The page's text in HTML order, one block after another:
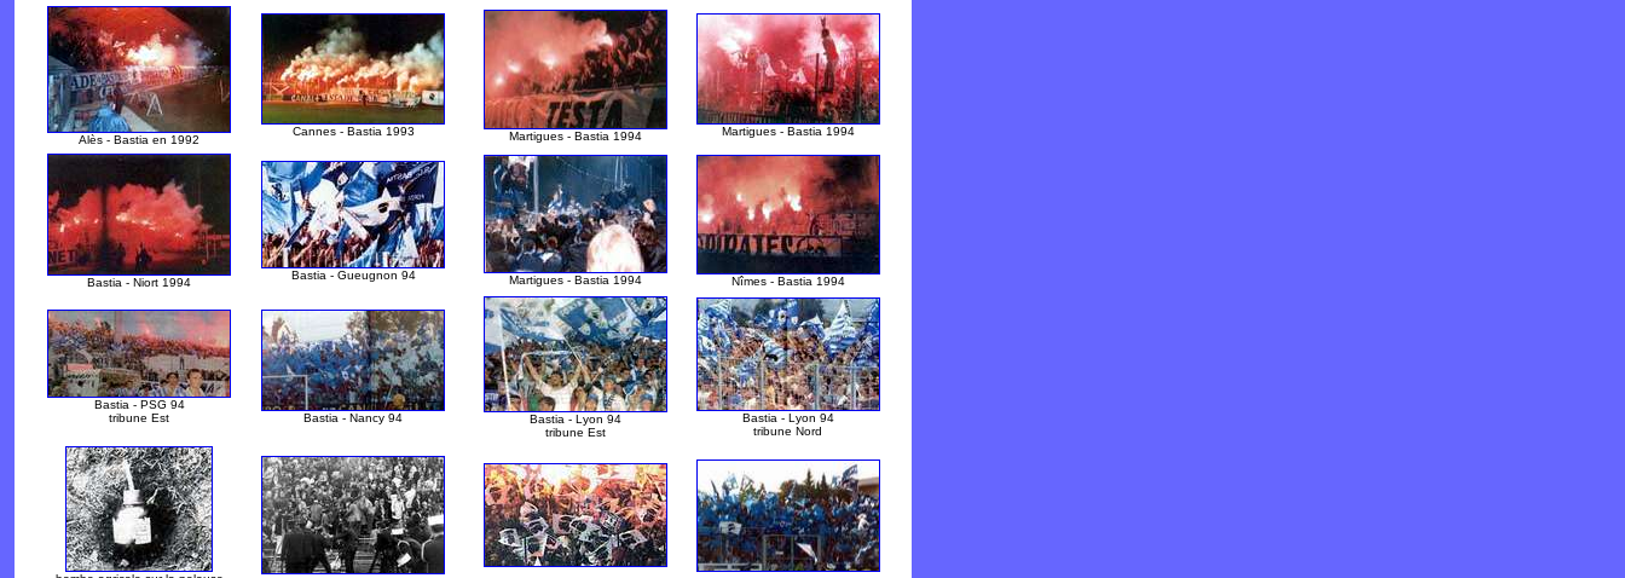
Alès - Bastia en 1992
Cannes - Bastia 1993 Martigues - Bastia 1994 Martigues - Bastia 1994
Bastia - Niort 1994
Bastia - Gueugnon 94 Martigues - Bastia 1994 Nîmes - Bastia 1994
Bastia - PSG 94
tribune Est
Bastia - Nancy 94
Bastia - Lyon 94
tribune Est
Bastia - Lyon 94
tribune Nord